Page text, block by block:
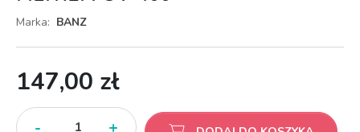
Marka: BANZ
147,00 zł
- +